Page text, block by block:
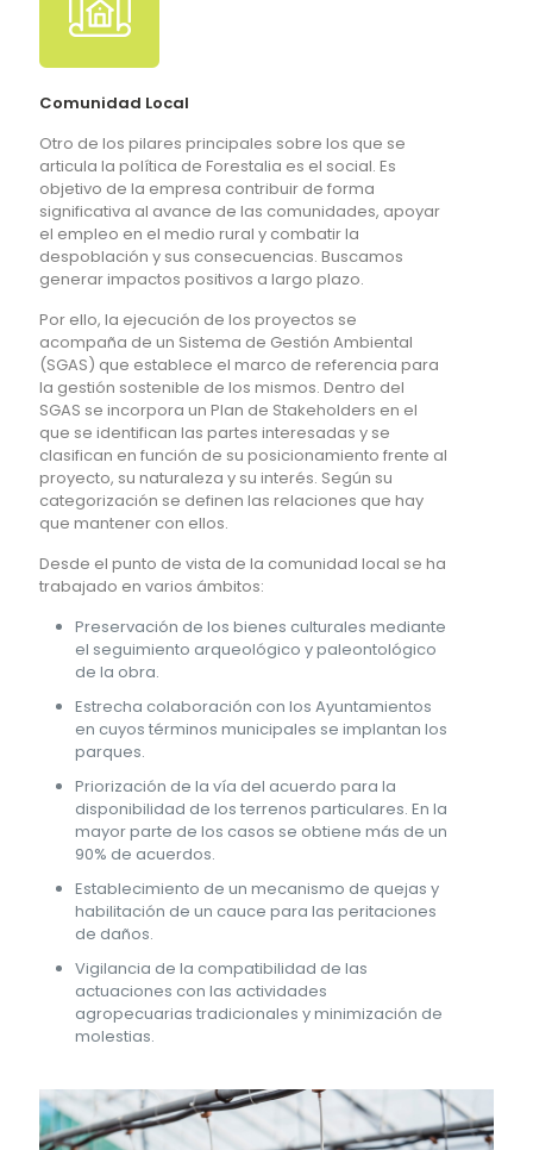
Comunidad Local
Otro de los pilares principales sobre los que se
articula la política de Forestalia es el social. Es
objetivo de la empresa contribuir de forma
significativa al avance de las comunidades, apoyar
el empleo en el medio rural y combatir la
despoblación y sus consecuencias. Buscamos
generar impactos positivos a largo plazo.
Por ello, la ejecución de los proyectos se
acompaña de un Sistema de Gestión Ambiental
(SGAS) que establece el marco de referencia para
la gestión sostenible de los mismos. Dentro del
SGAS se incorpora un Plan de Stakeholders en el
que se identifican las partes interesadas y se
clasifican en función de su posicionamiento frente al
proyecto, su naturaleza y su interés. Según su
categorización se definen las relaciones que hay
que mantener con ellos.
Desde el punto de vista de la comunidad local se ha
trabajado en varios ámbitos:
Preservación de los bienes culturales mediante
el seguimiento arqueológico y paleontológico
de la obra.
Estrecha colaboración con los Ayuntamientos
en cuyos términos municipales se implantan los
parques.
Priorización de la vía del acuerdo para la
disponibilidad de los terrenos particulares. En la
mayor parte de los casos se obtiene más de un
90% de acuerdos.
Establecimiento de un mecanismo de quejas y
habilitación de un cauce para las peritaciones
de daños.
Vigilancia de la compatibilidad de las
actuaciones con las actividades
agropecuarias tradicionales y minimización de
molestias.